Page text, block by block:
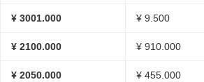
¥ 3001.000 ¥ 9.500
¥ 2100.000 ¥ 910.000
¥ 2050.000 ¥ 455.000